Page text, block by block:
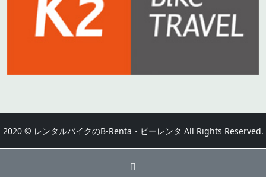
2020 © レンタルバイクのB-Renta・ビーレンタ All Rights Reserved.